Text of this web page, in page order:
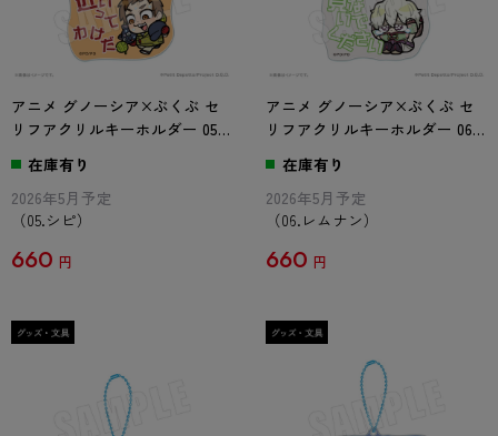
アニメ グノーシア×ぶくぶ セ
リフアクリルキーホルダー 05.
シピ
在庫有り
2026年5月予定
（05.シピ）
660 円
アニメ グノーシア×ぶくぶ セ
リフアクリルキーホルダー 06.
レムナン
在庫有り
2026年5月予定
（06.レムナン）
660 円